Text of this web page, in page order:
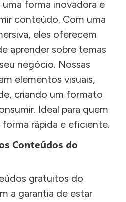
uma forma inovadora e
conteúdo. Com uma
eles oferecem
aprender sobre temas
negócio. Nossas
elementos visuais,
criando um formato
Ideal para quem
rápida e eficiente.
Conteúdos do
gratuitos do
a garantia de estar